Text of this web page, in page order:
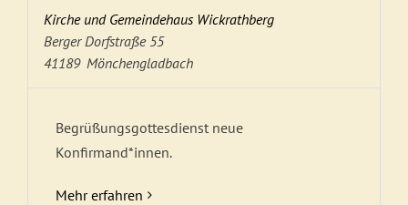
Kirche und Gemeindehaus Wickrathberg
Berger Dorfstraße 55
Mönchengladbach
41189
Begrüßungsgottesdienst neue
Konfirmand*innen.
Mehr erfahren